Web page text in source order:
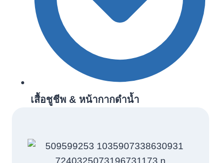
เสื้อชูชีพ & หน้ากากดำน้ำ